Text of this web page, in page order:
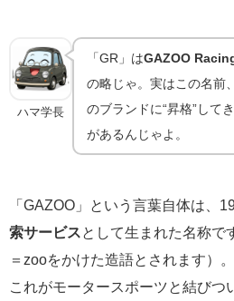
ハマ学長
「GR」はGAZOO
の略じゃ。実はこの名前
のブランドに“昇格”して
があるんじゃよ。
「GAZOO」という言葉自体は、
索サービス として生まれた名称で
＝zooをかけた造語とされます）。
これがモータースポーツと結びつ